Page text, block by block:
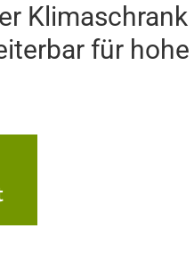
Klimaschrank
für hohe